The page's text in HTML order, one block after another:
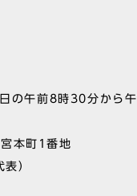
の午前8時30分から
本町1番地
表）